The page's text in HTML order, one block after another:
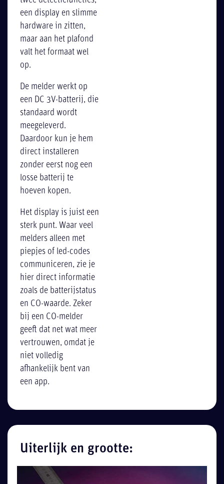
een display en slimme
hardware in zitten,
maar aan het plafond
valt het formaat wel
op.
De melder werkt op
een DC 3V-batterij, die
standaard wordt
meegeleverd.
Daardoor kun je hem
direct installeren
zonder eerst nog een
losse batterij te
hoeven kopen.
Het display is juist een
sterk punt. Waar veel
melders alleen met
piepjes of led-codes
communiceren, zie je
hier direct informatie
zoals de batterijstatus
en CO-waarde. Zeker
bij een CO-melder
geeft dat net wat meer
vertrouwen, omdat je
niet volledig
afhankelijk bent van
een app.
Uiterlijk en grootte: